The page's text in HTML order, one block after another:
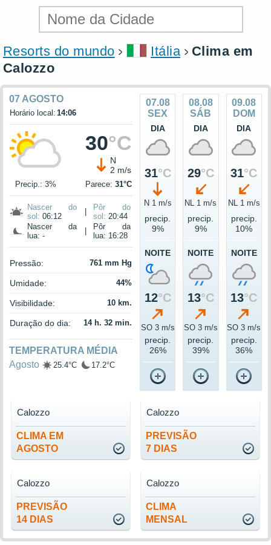
Resorts do mundo Itália
Clima em
Calozzo
07 AGOSTO
Horário local: 14:06
30°C
N
2 m/s
Precip.: 3% Parece: 31°C
Nascer do
sol: 06:12
Pôr do
sol: 20:44
Nascer da
lua: -
Pôr da
lua: 16:28
Pressão: 761 mm Hg
Umidade: 44%
Visibilidade: 10 km.
Duração do dia: 14 h. 32 min.
TEMPERATURA MÉDIA
Agosto
25.4°C 17.2°C
07.08
SEX
DIA
31°C
N 1 m/s
precip.
9%
NOITE
12°C
SO 3 m/s
precip.
26%
08.08
SÁB
DIA
29°C
NL 1 m/s
precip.
9%
NOITE
13°C
SO 3 m/s
precip.
39%
09.08
DOM
DIA
31°C
NL 1 m/s
precip.
10%
NOITE
13°C
SO 3 m/s
precip.
36%
CLIMA EM
AGOSTO
Calozzo
PREVISÃO
7 DIAS
Calozzo
PREVISÃO
14 DIAS
Calozzo
CLIMA
MENSAL
Calozzo